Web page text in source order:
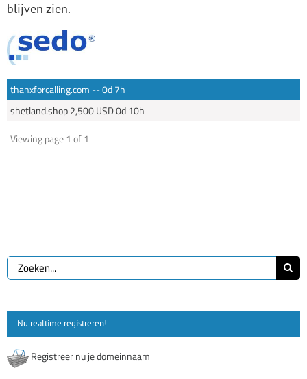
blijven zien.
thanxforcalling.com -- 0d 7h
shetland.shop 2,500 USD 0d 10h
Viewing page 1 of 1
Zoeken
naar:
Nu realtime registreren!
Registreer nu je domeinnaam